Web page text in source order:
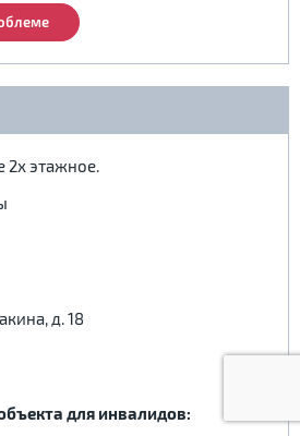
2х этажное.
д. 18
для инвалидов: